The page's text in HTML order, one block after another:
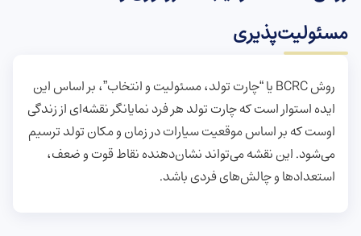
مسئولیت‌پذیری
روش BCRC یا “چارت تولد، مسئولیت و انتخاب”، بر اساس این
ایده استوار است که چارت تولد هر فرد نمایانگر نقشه‌ای از زندگی
اوست که بر اساس موقعیت سیارات در زمان و مکان تولد ترسیم
می‌شود. این نقشه می‌تواند نشان‌دهنده نقاط قوت و ضعف،
استعدادها و چالش‌های فردی باشد.